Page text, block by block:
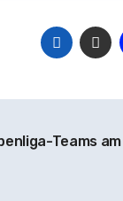
Teams